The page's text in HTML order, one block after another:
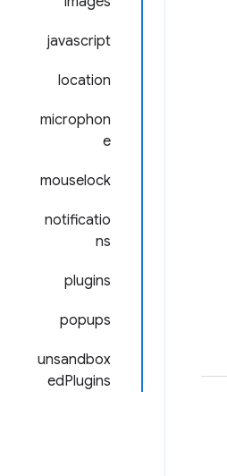
javascript
location
microphon
e
mouselock
notificatio
ns
plugins
popups
unsandbox
edPlugins